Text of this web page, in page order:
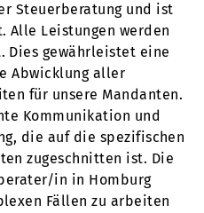
Steuerberatung und ist
Leistungen werden
Dies gewährleistet eine
Abwicklung aller
für unsere Mandanten.
Kommunikation und
die auf die spezifischen
zugeschnitten ist. Die
in in Homburg
Fällen zu arbeiten